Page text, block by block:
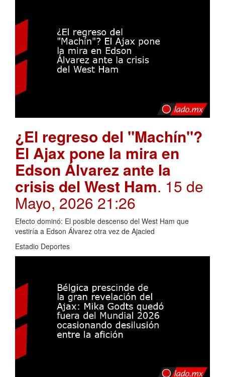
¿El regreso del "Machín"?
El Ajax pone la mira en
Edson Álvarez ante la
crisis del West Ham. 15 de
Mayo, 2026 21:26
Efecto dominó: El posible descenso del West Ham que
vestiría a Edson Álvarez otra vez de Ajacied
Estadio Deportes